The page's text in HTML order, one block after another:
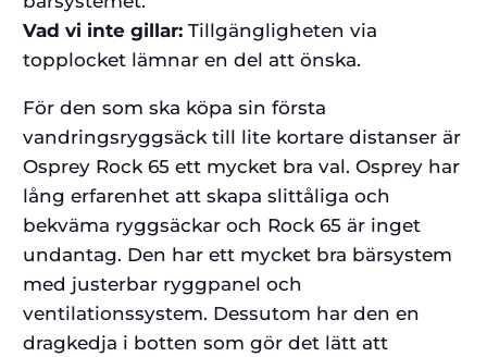
Vad vi inte gillar:Tillgängligheten via
topplocket lämnar en del att önska.
För den som ska köpa sin första
vandringsryggsäck till lite kortare distanser är
Osprey Rock 65 ett mycket bra val. Osprey har
lång erfarenhet att skapa slittåliga och
bekväma ryggsäckar och Rock 65 är inget
undantag. Den har ett mycket bra bärsystem
med justerbar ryggpanel och
ventilationssystem. Dessutom har den en
dragkedja i botten som gör det lätt att